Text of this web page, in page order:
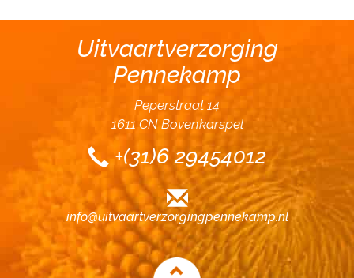
Uitvaartverzorging
Pennekamp
Peperstraat 14
1611 CN Bovenkarspel
+(31)6 29454012
info@uitvaartverzorgingpennekamp.nl